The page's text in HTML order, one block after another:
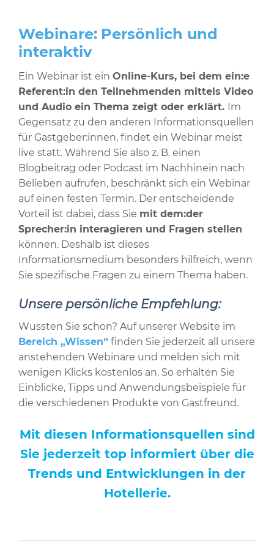
Webinare: Persönlich und
interaktiv
Ein Webinar ist ein Online-Kurs, bei dem ein:e
Referent:in den Teilnehmenden mittels Video
und Audio ein Thema zeigt oder erklärt. Im
Gegensatz zu den anderen Informationsquellen
für Gastgeber:innen, findet ein Webinar meist
live statt. Während Sie also z. B. einen
Blogbeitrag oder Podcast im Nachhinein nach
Belieben aufrufen, beschränkt sich ein Webinar
auf einen festen Termin. Der entscheidende
Vorteil ist dabei, dass Sie mit dem:der
Sprecher:in interagieren und Fragen stellen
können. Deshalb ist dieses
Informationsmedium besonders hilfreich, wenn
Sie spezifische Fragen zu einem Thema haben.
Unsere persönliche Empfehlung:
Wussten Sie schon? Auf unserer Website im
Bereich „Wissen“ finden Sie jederzeit all unsere
anstehenden Webinare und melden sich mit
wenigen Klicks kostenlos an. So erhalten Sie
Einblicke, Tipps und Anwendungsbeispiele für
die verschiedenen Produkte von Gastfreund.
Mit diesen Informationsquellen sind
Sie jederzeit top informiert über die
Trends und Entwicklungen in der
Hotellerie.